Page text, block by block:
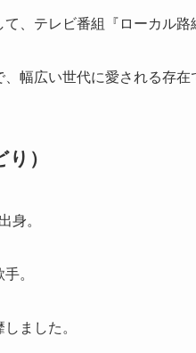
、テレビ番組『ローカル路
幅広い世代に愛される存在
）
身。
。
ました。